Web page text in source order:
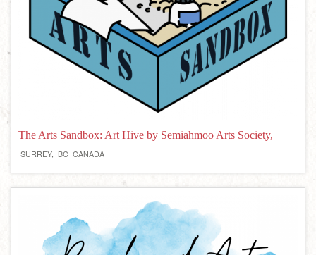
The Arts Sandbox: Art Hive by Semiahmoo Arts Society,
SURREY, BC CANADA